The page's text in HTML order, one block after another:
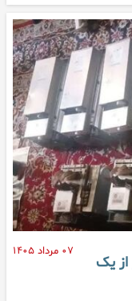
۰۷ مرداد ۱۴۰۵
از یک